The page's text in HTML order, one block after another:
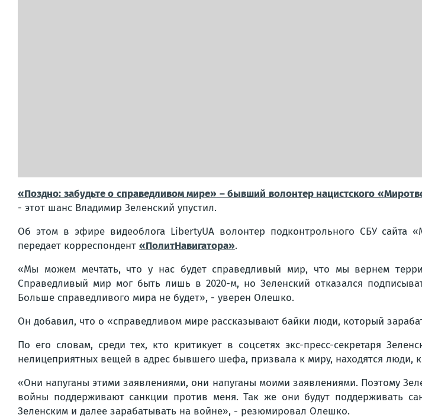
«Поздно: забудьте о справедливом мире» – бывший волонтер нацистского
- этот шанс Владимир Зеленский упустил.
Об этом в эфире видеоблога LibertyUA волонтер подконтрольного СБУ
передает корреспондент «ПолитНавигатора».
«Мы можем мечтать, что у нас будет справедливый мир, что мы вернем
Справедливый мир мог быть лишь в 2020-м, но Зеленский отказался
Больше справедливого мира не будет», - уверен Олешко.
Он добавил, что о «справедливом мире рассказывают байки люди, который
По его словам, среди тех, кто критикует в соцсетях экс-пресс-секретаря
нелицеприятных вещей в адрес бывшего шефа, призвала к миру, находятся люди,
«Они напуганы этими заявлениями, они напуганы моими заявлениями. Поэтому
войны поддерживают санкции против меня. Так же они будут поддерживать
Зеленским и далее зарабатывать на войне», - резюмировал Олешко.